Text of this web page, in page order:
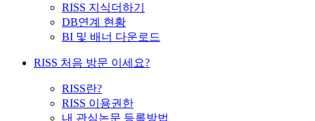
RISS 지식더하기
DB연계 현황
BI 및 배너 다운로드
RISS 처음 방문 이세요?
RISS란?
RISS 이용권한
내 관심논문 등록방법